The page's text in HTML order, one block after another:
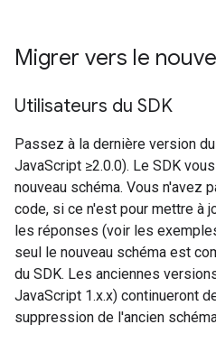
Migrer vers le
Utilisateurs du SDK
Passez à la dernière version
JavaScript ≥2.0.0). Le SDK
nouveau schéma. Vous n'avez
code, si ce n'est pour mettre à
les réponses (voir les
seul le nouveau schéma est
du SDK. Les anciennes
JavaScript 1.x.x) continueront
suppression de l'ancien